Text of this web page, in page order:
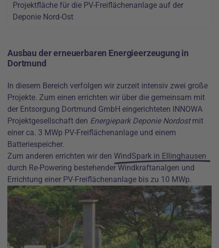
Projektfläche für die PV-Freiflächenanlage auf der
Deponie Nord-Ost
Ausbau der erneuerbaren Energieerzeugung in
Dortmund
In diesem Bereich verfolgen wir zurzeit intensiv zwei große
Projekte. Zum einen errichten wir über die gemeinsam mit
der Entsorgung Dortmund GmbH eingerichteten INNOWA
Projektgesellschaft den Energiepark Deponie Nordostmit
einer ca. 3 MWp PV-Freiflächenanlage und einem
Batteriespeicher.
Zum anderen errichten wir den WindSpark in Ellinghausen
durch Re-Powering bestehender Windkraftanalgen und
Errichtung einer PV-Freiflächenanlage bis zu 10 MWp.